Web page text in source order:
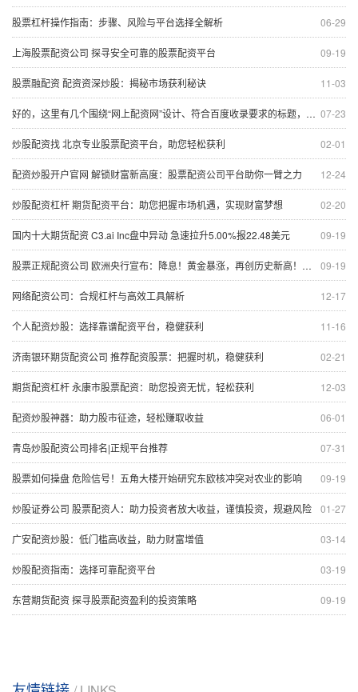
06-29
股票杠杆操作指南：步骤、风险与平台选择全解析
09-19
上海股票配资公司 探寻安全可靠的股票配资平台
11-03
股票融配资 配资资深炒股：揭秘市场获利秘诀
07-23
好的，这里有几个围绕“网上配资网”设计、符合百度收录要求的标题，均在以内：
02-01
炒股配资找 北京专业股票配资平台，助您轻松获利
12-24
配资炒股开户官网 解锁财富新高度：股票配资公司平台助你一臂之力
02-20
炒股配资杠杆 期货配资平台：助您把握市场机遇，实现财富梦想
09-19
国内十大期货配资 C3.ai Inc盘中异动 急速拉升5.00%报22.48美元
09-19
股票正规配资公司 欧洲央行宣布：降息！黄金暴涨，再创历史新高！原油价格飙升！什么信号？
12-17
网络配资公司：合规杠杆与高效工具解析
11-16
个人配资炒股：选择靠谱配资平台，稳健获利
02-21
济南银环期货配资公司 推荐配资股票：把握时机，稳健获利
12-03
期货配资杠杆 永康市股票配资：助您投资无忧，轻松获利
06-01
配资炒股神器：助力股市征途，轻松赚取收益
07-31
青岛炒股配资公司排名|正规平台推荐
09-19
股票如何操盘 危险信号！五角大楼开始研究东欧核冲突对农业的影响
01-27
炒股证券公司 股票配资人：助力投资者放大收益，谨慎投资，规避风险
03-14
广安配资炒股：低门槛高收益，助力财富增值
03-19
炒股配资指南：选择可靠配资平台
09-19
东营期货配资 探寻股票配资盈利的投资策略